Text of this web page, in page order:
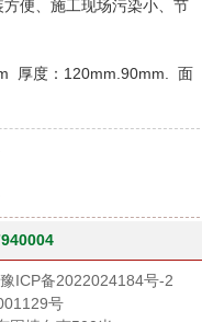
便、施工现场污染小、节
厚度： 120mm.90mm.面
豫ICP备2022024184号-2
号